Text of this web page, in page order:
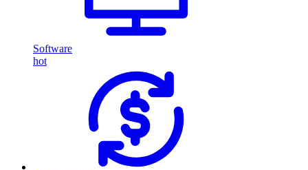
Software
hot